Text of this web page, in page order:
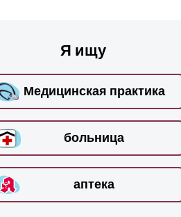
Я ищу
Медицинская практика
больница
аптека